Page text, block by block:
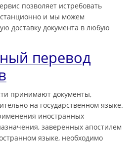
позволяет истребовать
и мы можем
доставку документа в любую
перевод
принимают документы,
на государственном языке.
иностранных
заверенных апостилем
языке, необходимо